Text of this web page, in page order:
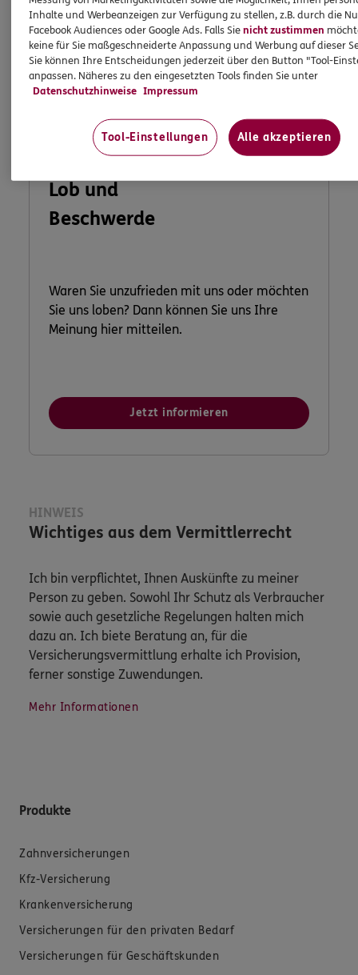
Lob und
Beschwerde
Waren Sie unzufrieden mit uns oder möchten
Sie uns loben? Dann können Sie uns Ihre
Meinung hier mitteilen.
Jetzt informieren
HINWEIS
Wichtiges aus dem Vermittlerrecht
Ich bin verpflichtet, Ihnen Auskünfte zu meiner
Person zu geben. Sowohl Ihr Schutz als Verbraucher
sowie auch gesetzliche Regelungen halten mich
dazu an. Ich biete Beratung an, für die
Versicherungsvermittlung erhalte ich Provision,
ferner sonstige Zuwendungen.
Mehr Informationen
Produkte
Zahnversicherungen
Kfz-Versicherung
Krankenversicherung
Versicherungen für den privaten Bedarf
Versicherungen für Geschäftskunden
Inhalte und Werbeanzeigen zur Verfügung zu stellen, z.B. durch die
Facebook Audiences oder Google Ads. Falls Sienicht zustimmen
keine für Sie maßgeschneiderte Anpassung und Werbung auf dieser
Sie können Ihre Entscheidungen jederzeit über den Button "Tool-
anpassen. Näheres zu den eingesetzten Tools finden Sie unter
Datenschutzhinweise Impressum
Tool-Einstellungen Alle akzeptieren